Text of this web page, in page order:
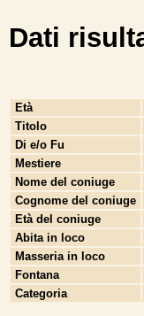
Dati
Età
Titolo
Di e/o Fu
Mestiere
Nome del coniuge
Cognome del coniuge
Età del coniuge
Abita in loco
Masseria in loco
Fontana
Categoria